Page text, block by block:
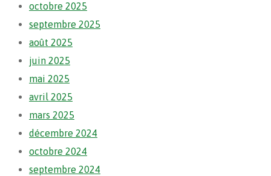
octobre 2025
septembre 2025
août 2025
juin 2025
mai 2025
avril 2025
mars 2025
décembre 2024
octobre 2024
septembre 2024